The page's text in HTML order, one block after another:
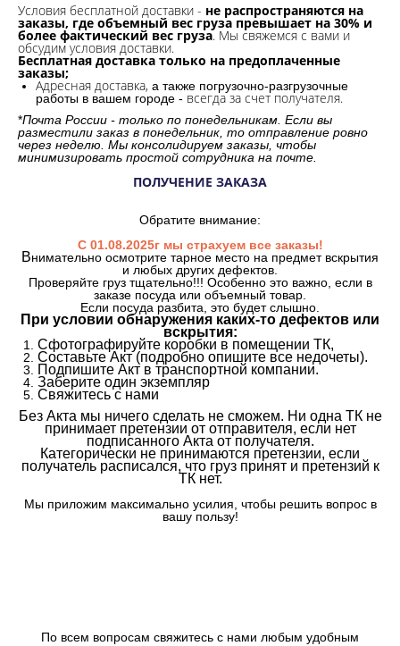
Условия бесплатной доставки - не распространяются на
заказы, где объемный вес груза превышает на 30% и
более фактический вес груза. Мы свяжемся с вами и
обсудим условия доставки.
Бесплатная доставка только на предоплаченные
заказы;
Адресная доставка, а также погрузочно-разгрузочные
работы в вашем городе - всегда за счет получателя.
*Почта России - только по понедельникам. Если вы
разместили заказ в понедельник, то отправление ровно
через неделю. Мы консолидируем заказы, чтобы
минимизировать простой сотрудника на почте.
ПОЛУЧЕНИЕ ЗАКАЗА
Обратите внимание:
С 01.08.2025г мы страхуем все заказы!
Внимательно осмотрите тарное место на предмет вскрытия
и любых других дефектов.
Проверяйте груз тщательно!!! Особенно это важно, если в
заказе посуда или объемный товар.
Если посуда разбита, это будет слышно.
При условии обнаружения каких-то дефектов или
вскрытия:
Сфотографируйте коробки в помещении ТК,
Составьте Акт (подробно опишите все недочеты).
Подпишите Акт в транспортной компании.
Заберите один экземпляр
Свяжитесь с нами
Без Акта мы ничего сделать не сможем. Ни одна ТК не
принимает претензии от отправителя, если нет
подписанного Акта от получателя.
Категорически не принимаются претензии, если
получатель расписался, что груз принят и претензий к
ТК нет.
Мы приложим максимально усилия, чтобы решить вопрос в
вашу пользу!
По всем вопросам свяжитесь с нами любым удобным